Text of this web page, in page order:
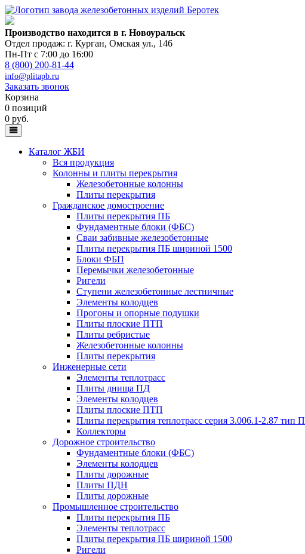
Производство находится в г. Новоуральск
Отдел продаж: г. Курган, Омская ул., 146
Пн-Пт с 7:00 до 16:00
8 (800) 200-81-44
info@plitapb.ru
Заказать звонок
Корзина
0 позиций
0 руб.
Каталог ЖБИ
Вся продукция
Колонны и плиты перекрытия
Железобетонные колонны
Плиты перекрытия
Гражданское домостроение
Плиты перекрытия ПБ
Фундаментные блоки (ФБС)
Сваи забивные железобетонные
Плиты перекрытия ПБ шириной 1500
Блоки ФБП
Перемычки железобетонные
Ригели
Ступени железобетонные лестничные
Элементы колодцев
Прогоны и опорные подушки
Плиты плоские ПТП
Плиты ребристые
Железобетонные колонны
Плиты перекрытия
Инженерные сети
Элементы теплотрасс
Плиты днища ПД
Элементы колодцев
Плиты плоские ПТП
Плиты перекрытия теплотрасс серия 3.006.1-2.87 тип П
Коллекторы
Дорожное строительство
Фундаментные блоки (ФБС)
Элементы колодцев
Плиты дорожные
Плиты ПДН
Плиты дорожные
Промышленное строительство
Плиты перекрытия ПБ
Элементы теплотрасс
Плиты перекрытия ПБ шириной 1500
Ригели